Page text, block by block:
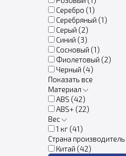
Серебро (1)
Серебряный (1)
Серый (2)
Синий (3)
Сосновый (1)
Фиолетовый (2)
Черный (4)
Показать все
Материал
ABS (42)
ABS+ (22)
Вес
1 кг (41)
Страна производитель
Китай (42)